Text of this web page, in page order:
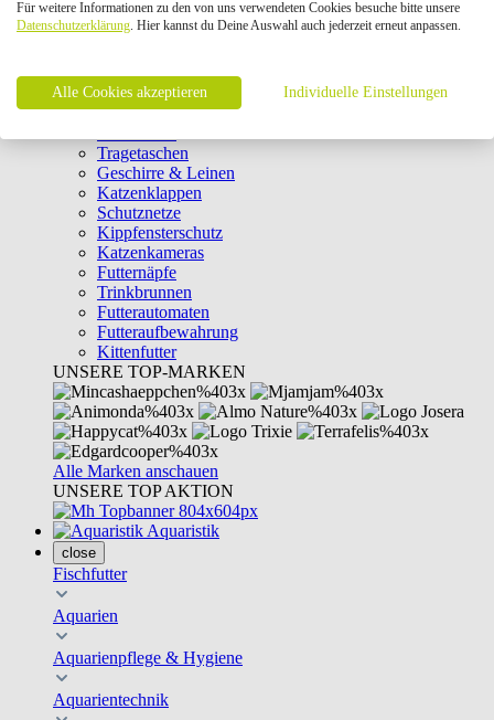
Intelligenzspielzeug
Laserpointer & Elektrospielzeug
Clicker & Target Sticks für Katzen
Weiteres Katzenspielzeug
Transportboxen
Tragetaschen
Geschirre & Leinen
Katzenklappen
Schutznetze
Kippfensterschutz
Katzenkameras
Futternäpfe
Trinkbrunnen
Futterautomaten
Futteraufbewahrung
Kittenfutter
UNSERE TOP-MARKEN
Alle Marken anschauen
UNSERE TOP AKTION
Aquaristik
close
Fischfutter
Aquarien
Aquarienpflege & Hygiene
Aquarientechnik
Für weitere Informationen zu den von uns verwendeten Cookies besuche bitte unsere
Datenschutzerklärung. Hier kannst du Deine Auswahl auch jederzeit erneut anpassen.
Alle Cookies akzeptieren Individuelle Einstellungen